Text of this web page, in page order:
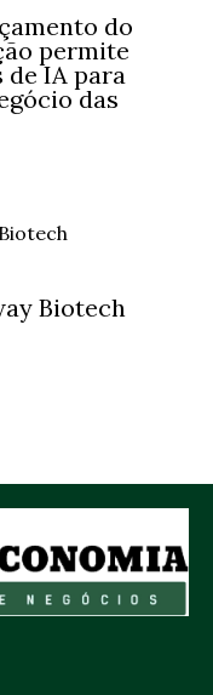
do
permite
IA para
das
Biotech